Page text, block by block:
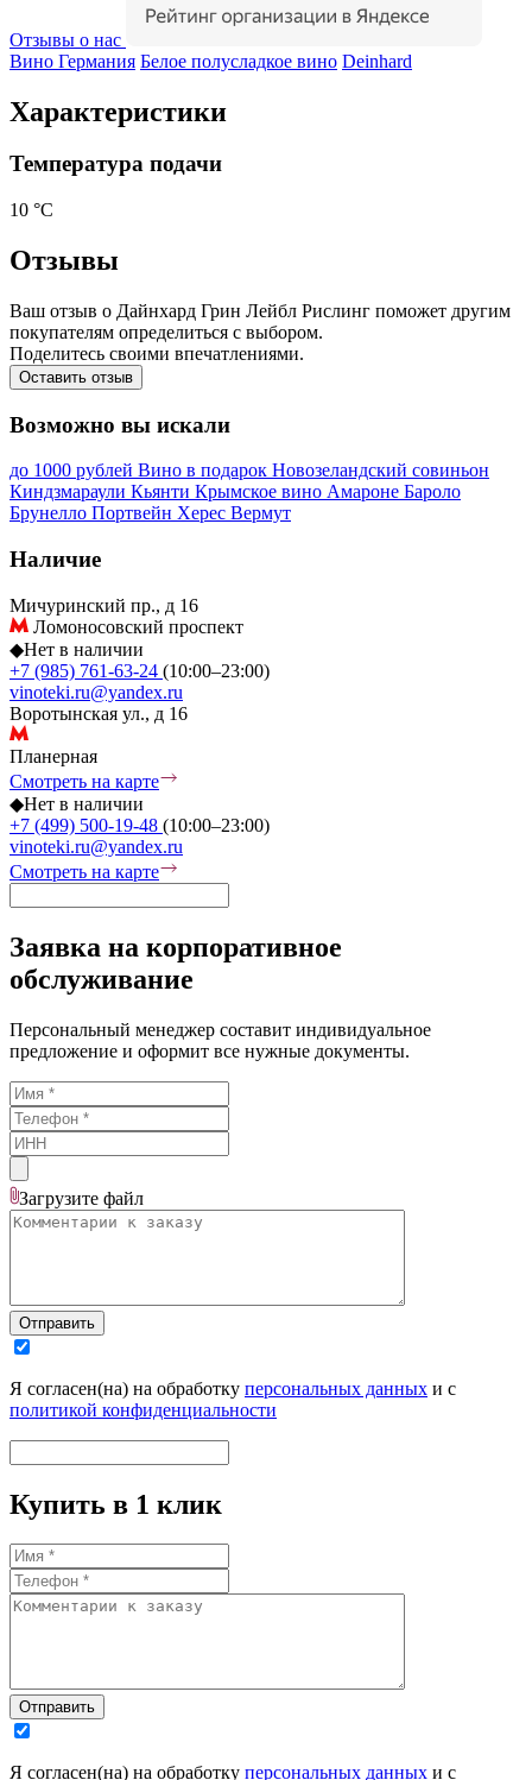
Отзывы о нас
Вино Германия Белое полусладкое вино Deinhard
Характеристики
Температура подачи
10 °С
Отзывы
Ваш отзыв о Дайнхард Грин Лейбл Рислинг поможет другим
покупателям определиться с выбором.
Поделитесь своими впечатлениями.
Оставить отзыв
Возможно вы искали
до 1000 рублей Вино в подарок Новозеландский совиньон
Киндзмараули Кьянти Крымское вино Амароне Бароло
Брунелло Портвейн Херес Вермут
Наличие
Мичуринский пр., д 16
Ломоносовский проспект
◆Нет в наличии
+7 (985) 761-63-24 (10:00–23:00)
vinoteki.ru@yandex.ru
Воротынская ул., д 16
Планерная
Смотреть на карте
◆Нет в наличии
+7 (499) 500-19-48 (10:00–23:00)
vinoteki.ru@yandex.ru
Смотреть на карте
Заявка на корпоративное
обслуживание
Персональный менеджер составит индивидуальное
предложение и оформит все нужные документы.
Загрузите файл
Отправить
Я согласен(на) на обработку персональных данных и с
политикой конфиденциальности
Купить в 1 клик
Отправить
Я согласен(на) на обработку персональных данных и с